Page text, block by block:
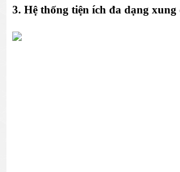
3. Hệ thống tiện ích đa dạng